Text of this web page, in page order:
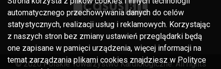
© 2020 Polskie Towarzystwo Kardiologiczne. All rights
automatycznego przechowywania danych do celów
statystycznych, realizacji usług i reklamowych. Korzystając
z naszych stron bez zmiany ustawień przeglądarki będą
one zapisane w pamięci urządzenia, więcej informacji na
temat zarządzania plikami cookies znajdziesz w Polityce